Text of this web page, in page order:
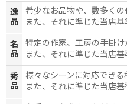
逸
品
希少なお品物や、数多く
また、それに準じた当店
名
品
特定の作家、工房の手掛
また、それに準じた当店
秀
品
様々なシーンに対応でき
また、それに準じた当店